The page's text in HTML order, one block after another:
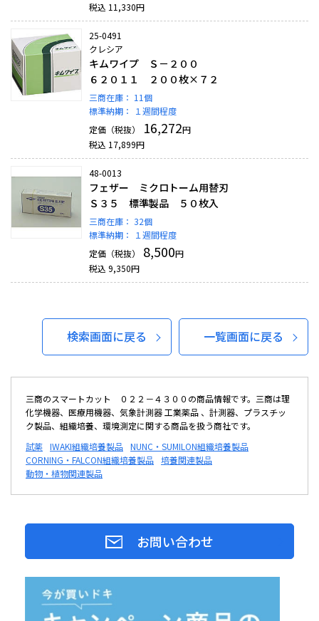
税込 11,330円
25-0491
クレシア
キムワイプ Ｓ－２００
６２０１１ ２００枚×７２
三商在庫： 11個
標準納期：
１週間程度
定価（税抜）
16,272円
税込 17,899円
48-0013
フェザー ミクロトーム用替刃
Ｓ３５ 標準製品 ５０枚入
三商在庫： 32個
標準納期：
１週間程度
定価（税抜）
8,500円
税込 9,350円
検索画面に戻る 一覧画面に戻る
三商のスマートカット ０２２－４３００の商品情報です。三商は理
化学機器、医療用機器、気象計測器 工業薬品 、計測器、プラスチッ
ク製品、組織培養、環境測定に関する商品を扱う商社です。
試薬 IWAKI組織培養製品 NUNC・SUMILON組織培養製品
CORNING・FALCON組織培養製品 培養関連製品
動物・植物関連製品
お問い合わせ